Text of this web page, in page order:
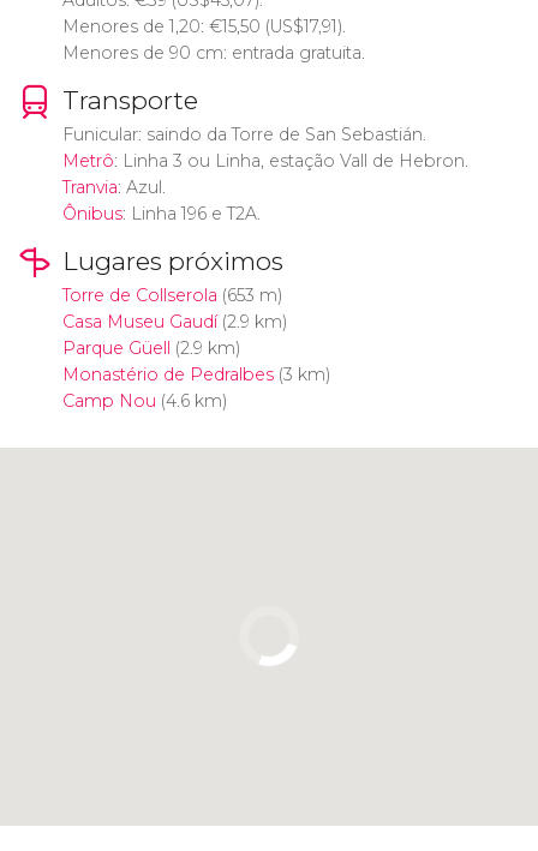
Menores de 1,20: €15,50 (US$17,91).
Menores de 90 cm: entrada gratuita.
Transporte
Funicular: saindo da Torre de San Sebastián.
Metrô: Linha 3 ou Linha, estação Vall de Hebron.
Tranvia: Azul.
Ônibus: Linha 196 e T2A.
Lugares próximos
Torre de Collserola (653 m)
Casa Museu Gaudí(2.9 km)
Parque Güell (2.9 km)
Monastério de Pedralbes(3 km)
Camp Nou (4.6 km)